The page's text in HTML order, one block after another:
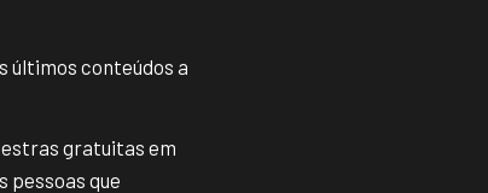
últimos conteúdos a
gratuitas em
pessoas que